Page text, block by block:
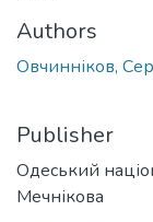
Authors
Овчинніков,
Publisher
Одеський
Мечнікова